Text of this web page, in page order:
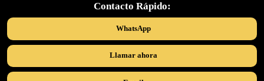
Contacto Rápido:
WhatsApp
Llamar ahora